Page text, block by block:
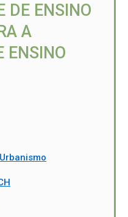
DE ENSINO
A
ENSINO